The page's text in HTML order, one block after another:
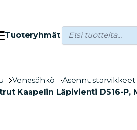
Tuoteryhmät
Venesähkö Asennustarvikkeet
Kaapelin Läpivienti DS16-P,